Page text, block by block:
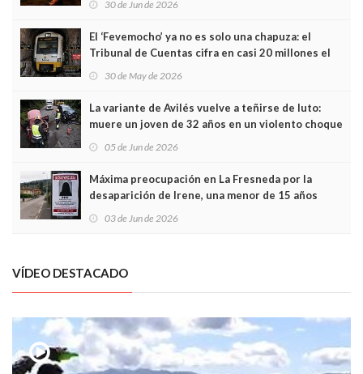
30 de Jun de 2026
El ‘Fevemocho’ ya no es solo una chapuza: el
Tribunal de Cuentas cifra en casi 20 millones el
sobrecoste de los trenes que no cabían por los
30 de May de 2026
La variante de Avilés vuelve a teñirse de luto:
muere un joven de 32 años en un violento choque
frontal
05 de Jun de 2026
Máxima preocupación en La Fresneda por la
desaparición de Irene, una menor de 15 años
03 de Jun de 2026
VÍDEO DESTACADO